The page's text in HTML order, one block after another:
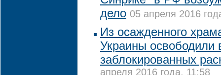
дело 05 апреля 2016
Из осажденного
Украины
заблокированных